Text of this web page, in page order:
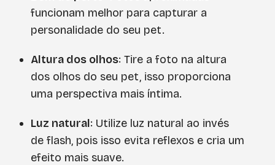
funcionam melhor para capturar a
personalidade do seu pet.
Altura dos olhos: Tire a foto na altura
dos olhos do seu pet, isso proporciona
uma perspectiva mais íntima.
Luz natural: Utilize luz natural ao invés
de flash, pois isso evita reflexos e cria um
efeito mais suave.